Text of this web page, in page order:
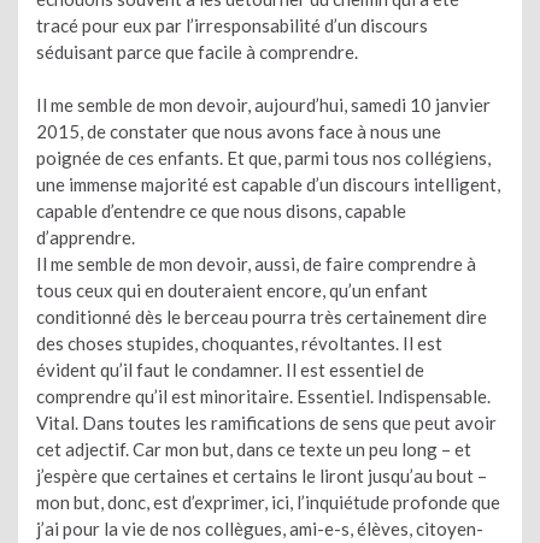
tracé pour eux par l’irresponsabilité d’un discours
séduisant parce que facile à comprendre.
Il me semble de mon devoir, aujourd’hui, samedi 10 janvier
2015, de constater que nous avons face à nous une
poignée de ces enfants. Et que, parmi tous nos collégiens,
une immense majorité est capable d’un discours intelligent,
capable d’entendre ce que nous disons, capable
d’apprendre.
Il me semble de mon devoir, aussi, de faire comprendre à
tous ceux qui en douteraient encore, qu’un enfant
conditionné dès le berceau pourra très certainement dire
des choses stupides, choquantes, révoltantes. Il est
évident qu’il faut le condamner. Il est essentiel de
comprendre qu’il est minoritaire. Essentiel. Indispensable.
Vital. Dans toutes les ramifications de sens que peut avoir
cet adjectif. Car mon but, dans ce texte un peu long – et
j’espère que certaines et certains le liront jusqu’au bout –
mon but, donc, est d’exprimer, ici, l’inquiétude profonde que
j’ai pour la vie de nos collègues, ami-e-s, élèves, citoyen-